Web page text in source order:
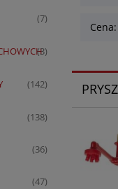
(7)
(3)
(142)
(138)
(36)
(47)